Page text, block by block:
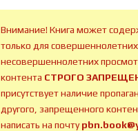
Внимание! Книга может
только для
несовершеннолетних
контента СТРОГО
присутствует наличие
другого, запрещенного
написать на почту